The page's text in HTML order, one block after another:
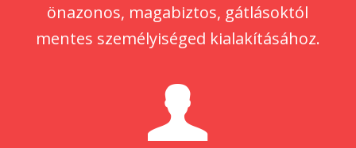
önazonos, magabiztos, gátlásoktól
mentes személyiséged kialakításához.